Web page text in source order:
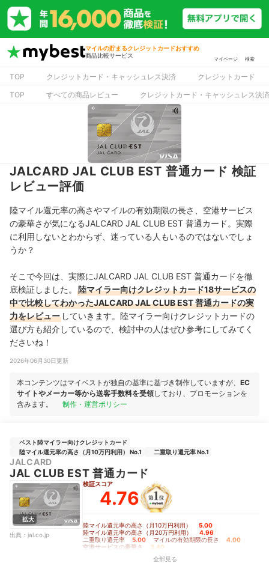
マイルの貯まるクレジットカードおすすめ
商品比較サービス
マイページ 検索
TOP クレジットカード・キャッシュレス決済
クレジットカード
TOP
すべての商品レビュー クレジットカード・キャッシュレス決
JALCARD JAL CLUB EST 普通カード 検証
レビュー評価
陸マイル還元率の高さやマイルの有効期限の長さ、空港サービス
の豪華さが気になるJALCARD JAL CLUB EST 普通カード。実際
に利用しないとわからず、迷っている人もいるのではないでしょ
うか？
そこで今回は、実際にJALCARD JAL CLUB EST 普通カードを徹
底検証しました。
陸マイラー向けクレジットカード18サービスの
中で比較してわかったJALCARD JAL CLUB EST 普通カードの実
力をレビュー していきます。陸マイラー向けクレジットカードの
選び方も紹介しているので、検討中の人はぜひ参考にしてみてく
ださいね！
2026年06月30日更新
本コンテンツはマイベストが独自の基準に基づき制作していますが、 EC
サイトやメーカー等から送客手数料を受領しており、プロモーションを
含みます。
制作・運営ポリシー
ベスト陸マイラー向けクレジットカード
陸マイル還元率の高さ（月10万円利用） No.1
二重取り還元率 No.1
JALCARD
JAL CLUB EST 普通カード
拡大
出典： jal.co.jp
検証スコア
4.76
陸マイル還元率の高さ（月10万円利用） 5.00
陸マイル還元率の高さ（月20万円利用） 4.96
二重取り還元率 5.00 マイルの有効期限の長さ 4.00
空港サービスの豪華さ
3.40
全部見る